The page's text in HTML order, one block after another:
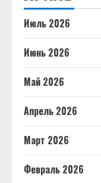
Июль 2026
Июнь 2026
Май 2026
Апрель 2026
Март 2026
Февраль 2026